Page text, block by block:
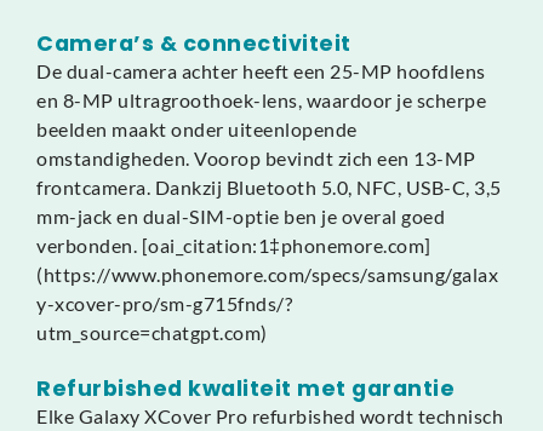
Camera’s & connectiviteit
De dual-camera achter heeft een 25-MP hoofdlens
en 8-MP ultragroothoek-lens, waardoor je scherpe
beelden maakt onder uiteenlopende
omstandigheden. Voorop bevindt zich een 13-MP
frontcamera. Dankzij Bluetooth 5.0, NFC, USB-C, 3,5
mm-jack en dual-SIM-optie ben je overal goed
verbonden. [oai_citation:1‡phonemore.com]
(https://www.phonemore.com/specs/samsung/galax
y-xcover-pro/sm-g715fnds/?
utm_source=chatgpt.com)
Refurbished kwaliteit met garantie
Elke Galaxy XCover Pro refurbished wordt technisch